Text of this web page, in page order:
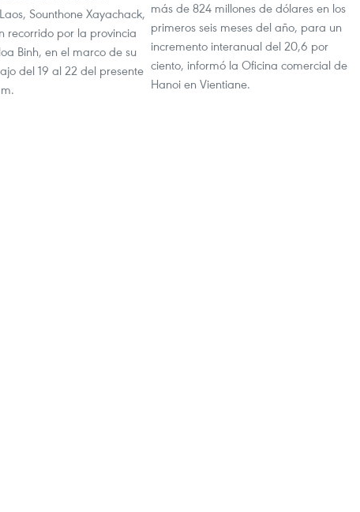
Sounthone Xayachack,
recorrido por la provincia
Binh, en el marco de su
del 19 al 22 del presente
más de 824 millones de dólares en los
primeros seis meses del año, para un
incremento interanual del 20,6 por
ciento, informó la Oficina comercial de
Hanoi en Vientiane.